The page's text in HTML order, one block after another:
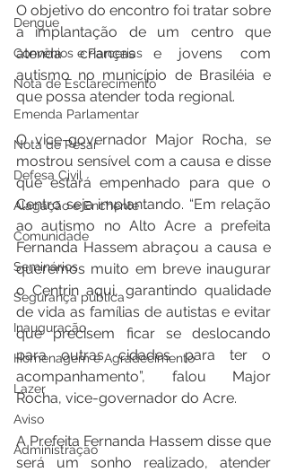
Dengue
Convênios e Parcerias
Nota de Esclarecimento
Emenda Parlamentar
Nota de Pesar
Defesa Civil
Alagação e Enchente
Comunidade
Seminários
Segurança pública
Inauguração
Homenagem e Agradecimento
Lazer
Aviso
Administração
O objetivo do encontro foi tratar sobre
a implantação de um centro que
atenda crianças e jovens com
autismo no município de Brasiléia e
que possa atender toda regional.
O vice-governador Major Rocha, se
mostrou sensível com a causa e disse
que estará empenhado para que o
Centro seja implantando. “Em relação
ao autismo no Alto Acre a prefeita
Fernanda Hassem abraçou a causa e
queremos muito em breve inaugurar
o Centrin aqui, garantindo qualidade
de vida as famílias de autistas e evitar
que precisem ficar se deslocando
para outras cidades para ter o
acompanhamento”, falou Major
Rocha, vice-governador do Acre.
A Prefeita Fernanda Hassem disse que
será um sonho realizado, atender